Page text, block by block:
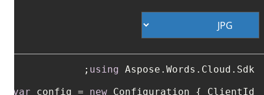
using
var config = new Configuration { ClientId =